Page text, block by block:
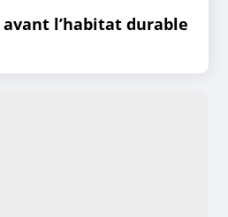
avant l’habitat durable